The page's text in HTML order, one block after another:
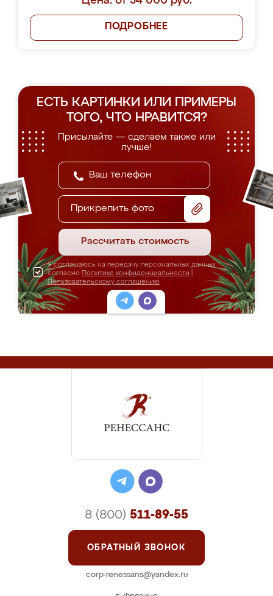
ПОДРОБНЕЕ
ЕСТЬ КАРТИНКИ ИЛИ ПРИМЕРЫ
ТОГО, ЧТО НРАВИТСЯ?
Присылайте — сделаем также или
лучше!
Прикрепить фото
Рассчитать стоимость
Я соглашаюсь на передачу персональных данных
согласно Политике конфиденциальности
Пользовательскому соглашению
8 (800) 511-89-55
ОБРАТНЫЙ ЗВОНОК
corp-renessans@yandex.ru